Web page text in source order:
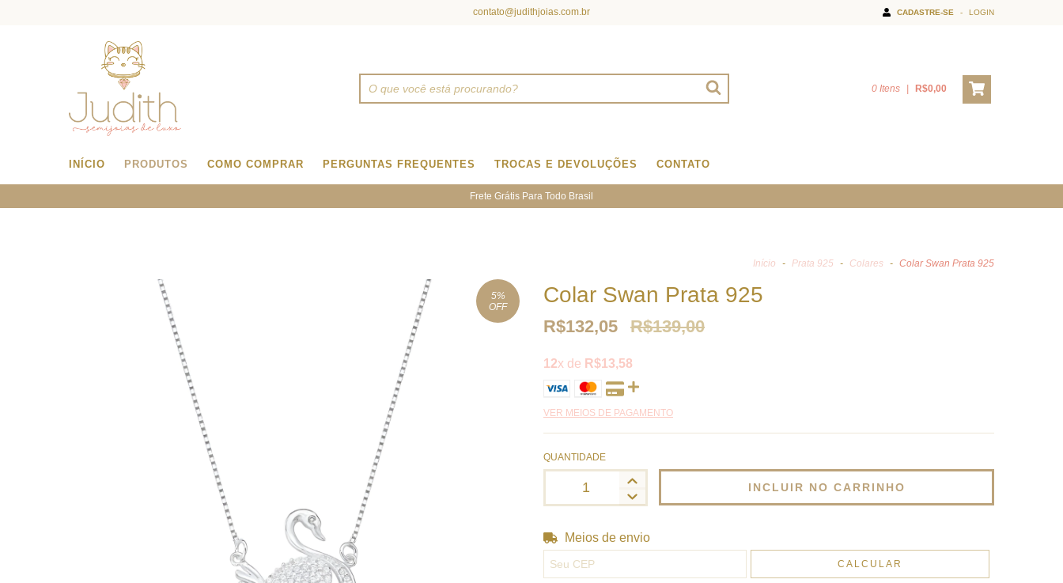
contato@judithjoias.com.br CADASTRE-SE - LOGIN
0 Itens R$0,00
INÍCIO PRODUTOS COMO COMPRAR PERGUNTAS FREQUENTES TROCAS E DEVOLUÇÕES CONTATO
Frete Grátis Para Todo Brasil
Início - Prata 925 - Colares - Colar Swan Prata 925
5%
OFF
Colar Swan Prata 925
R$132,05 R$139,00
12x de R$13,58
VER MEIOS DE PAGAMENTO
QUANTIDADE
Entregas para o CEP:
Meios de envio
CALCULAR